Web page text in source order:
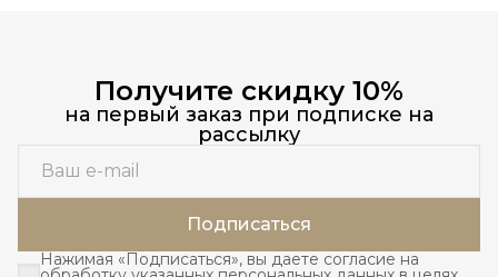
Получите скидку 10%
на первый заказ при подписке на
рассылку
Подписаться
Нажимая «Подписаться», вы даете согласие на